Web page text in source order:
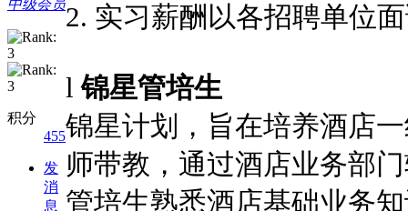
中级会员
积分
455
发
消
息
2. 实习薪酬以各招聘单位
l锦星管培生
锦星计划，旨在培养酒店
师带教，通过酒店业务部
管培生熟悉酒店基础业务